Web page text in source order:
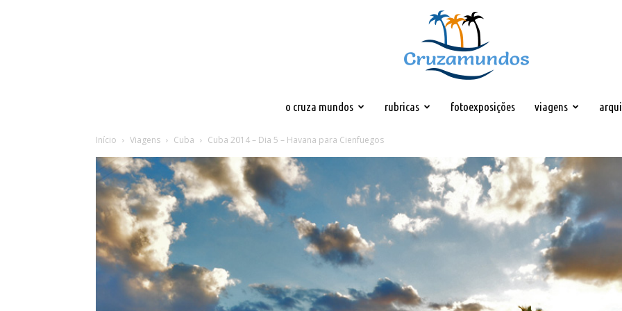
o cruza mundos rubricas fotoexposições viagens
Início Viagens Cuba Cuba 2014 – Dia 5 – Havana para Cienfuegos